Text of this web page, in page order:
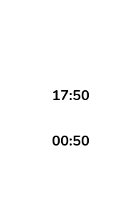
17:50
00:50